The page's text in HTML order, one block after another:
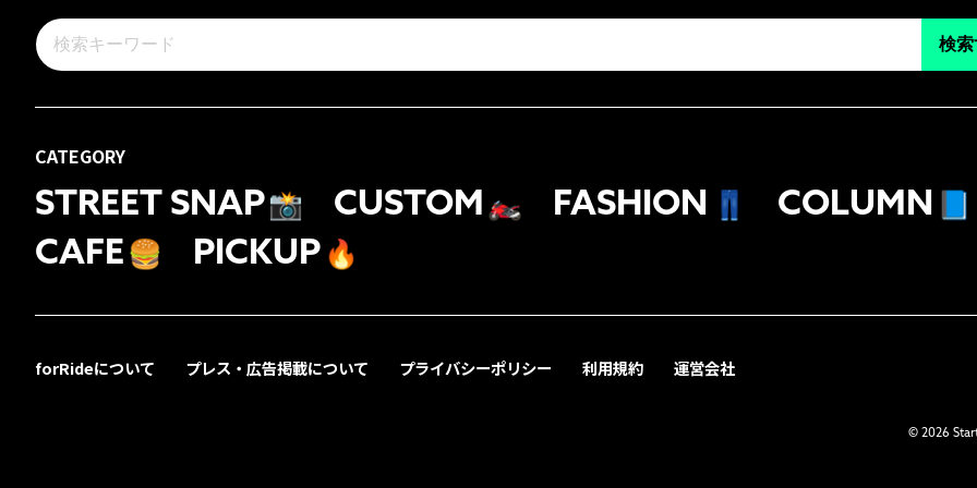
検索
CATEGORY
STREET SNAP📸 CUSTOM 🏍 FASHION 👖 COLUMN
CAFE 🍔 PICKUP 🔥
forRideについて プレス・広告掲載について プライバシーポリシー 利用規約 運営会社
© 2026